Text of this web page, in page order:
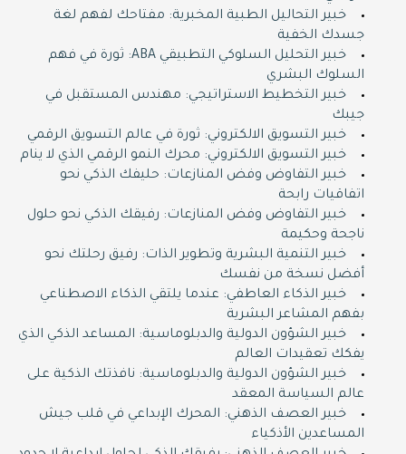
خبير التحاليل الطبية المخبرية: مفتاحك لفهم لغة
جسدك الخفية
خبير التحليل السلوكي التطبيقي ABA: ثورة في فهم
السلوك البشري
خبير التخطيط الاستراتيجي: مهندس المستقبل في
جيبك
خبير التسويق الالكتروني: ثورة في عالم التسويق الرقمي
خبير التسويق الالكتروني: محرك النمو الرقمي الذي لا ينام
خبير التفاوض وفض المنازعات: حليفك الذكي نحو
اتفاقيات رابحة
خبير التفاوض وفض المنازعات: رفيقك الذكي نحو حلول
ناجحة وحكيمة
خبير التنمية البشرية وتطوير الذات: رفيق رحلتك نحو
أفضل نسخة من نفسك
خبير الذكاء العاطفي: عندما يلتقي الذكاء الاصطناعي
بفهم المشاعر البشرية
خبير الشؤون الدولية والدبلوماسية: المساعد الذكي الذي
يفكك تعقيدات العالم
خبير الشؤون الدولية والدبلوماسية: نافذتك الذكية على
عالم السياسة المعقد
خبير العصف الذهني: المحرك الإبداعي في قلب جيش
المساعدين الأذكياء